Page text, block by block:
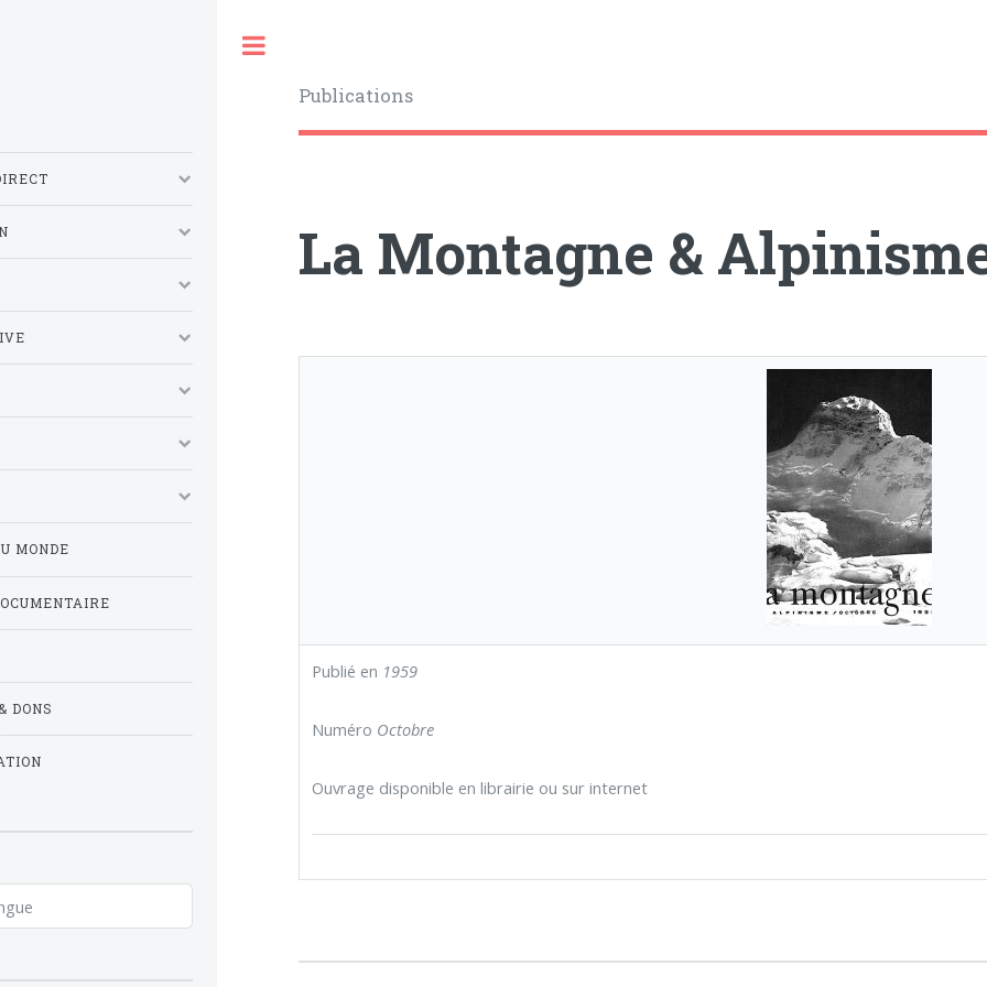
Publications
La Montagne &
Publié en 1959
Numéro Octobre
Ouvrage disponible en librairie ou sur internet
MONDE
DONS